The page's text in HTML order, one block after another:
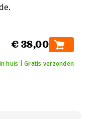
€ 38,00
huis | Gratis verzonden